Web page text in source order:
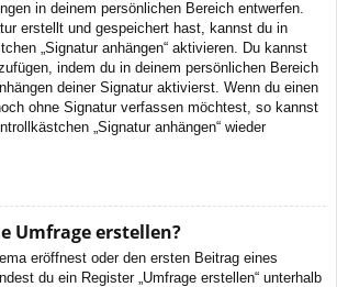
in deinem persönlichen Bereich entwerfen.
erstellt und gespeichert hast, kannst du in
„Signatur anhängen“ aktivieren. Du kannst
indem du in deinem persönlichen Bereich
deiner Signatur aktivierst. Wenn du einen
ohne Signatur verfassen möchtest, so kannst
„Signatur anhängen“ wieder
Umfrage erstellen?
eröffnest oder den ersten Beitrag eines
du ein Register „Umfrage erstellen“ unterhalb